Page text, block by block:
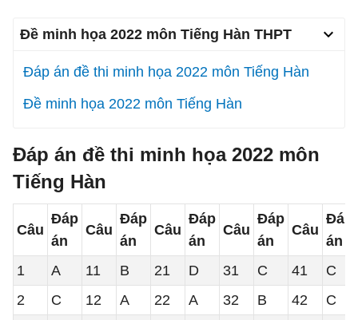
Đề minh họa 2022 môn Tiếng Hàn THPT
Đáp án đề thi minh họa 2022 môn Tiếng Hàn
Đề minh họa 2022 môn Tiếng Hàn
Đáp án đề thi minh họa 2022 môn
Tiếng Hàn
Câu
Đáp
án
Câu
Đáp
án
Câu
Đáp
án
Câu
Đáp
án
Câu
Đáp
án
1
A 11 B 21 D 31 C 41
C
2
C 12 A 22 A 32 B 42
C